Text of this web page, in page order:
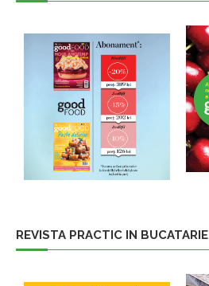
REVISTA PRACTIC IN BUCATARIE